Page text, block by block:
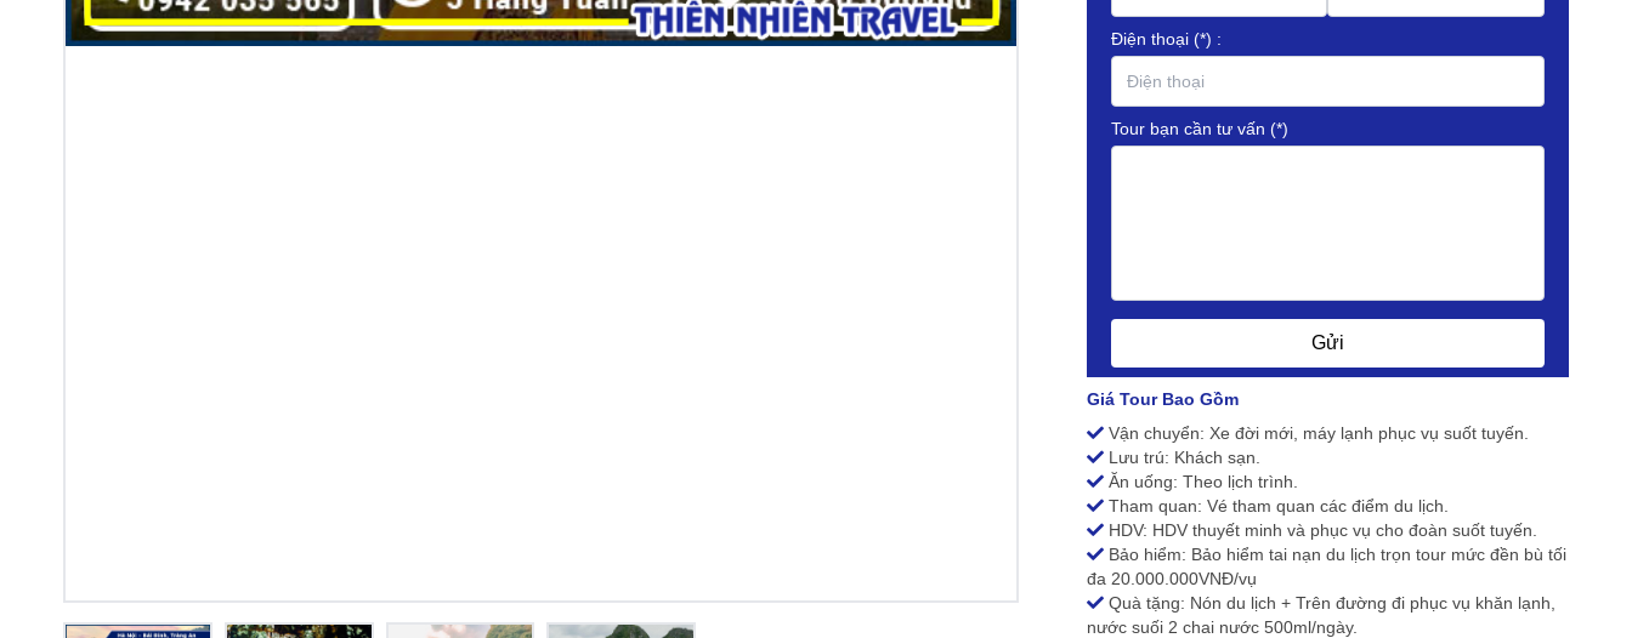
Điện thoại (*) :
Tour bạn cần tư vấn (*)
Gửi
Giá Tour Bao Gồm
Vận chuyển: Xe đời mới, máy lạnh phục vụ suốt tuyến.
Lưu trú: Khách sạn.
Ăn uống: Theo lịch trình.
Tham quan: Vé tham quan các điểm du lịch.
HDV: HDV thuyết minh và phục vụ cho đoàn suốt tuyến.
Bảo hiểm: Bảo hiểm tai nạn du lịch trọn tour mức đền bù tối
đa 20.000.000VNĐ/vụ
Quà tặng: Nón du lịch + Trên đường đi phục vụ khăn lạnh,
nước suối 2 chai nước 500ml/ngày.